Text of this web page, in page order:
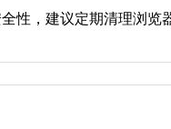
性，建议定期清理浏